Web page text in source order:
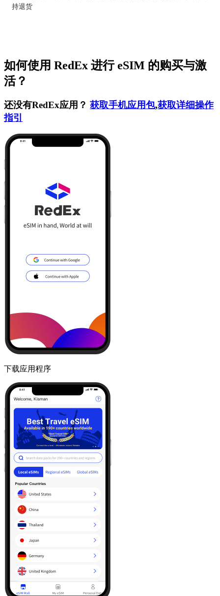
持退货
如何使用 RedEx 进行 eSIM 的购买与激
活？
还没有RedEx应用？ 获取手机应用包,获取详细操作
指引
下载应用程序